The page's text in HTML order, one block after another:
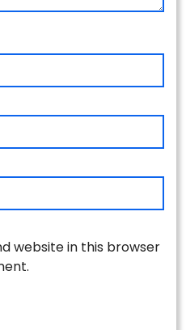
website in this browser